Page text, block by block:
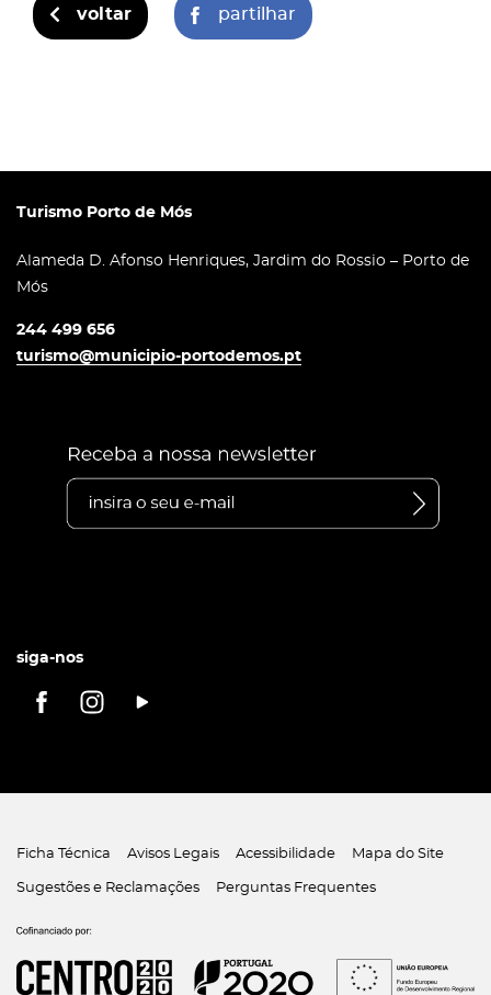
voltar partilhar
Turismo Porto de Mós
Alameda D. Afonso Henriques, Jardim do Rossio – Porto de
Mós
244 499 656
turismo@municipio-portodemos.pt
siga-nos
Ficha Técnica Avisos Legais Acessibilidade Mapa do Site
Sugestões e Reclamações Perguntas Frequentes